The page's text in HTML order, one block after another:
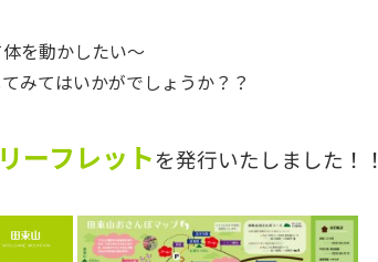
を動かしたい～
みてはいかがでしょうか？？
ーフレットを発行いたしました！！